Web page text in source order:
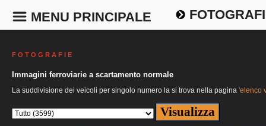
MENU PRINCIPALE
F O T O G R A F I E
Immagini ferroviarie a scartamento normale
La suddivisione dei veicoli per singolo numero la si trova nella pagina 'elenco